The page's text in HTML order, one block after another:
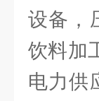
设备，
饮料加
电力供